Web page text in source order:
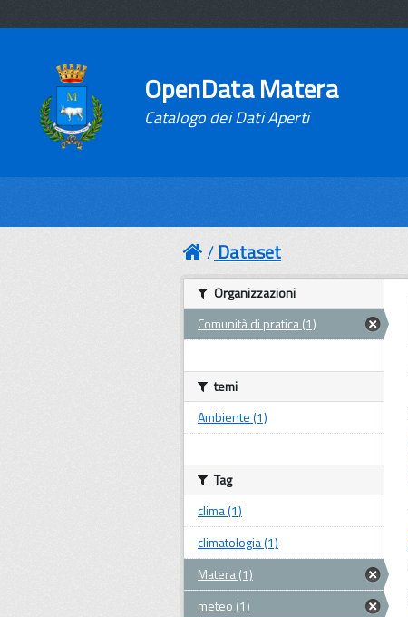
OpenData Matera
Catalogo dei Dati Aperti
Dataset
Organizzazioni
Comunità di pratica (1)
temi
Ambiente (1)
Tag
clima (1)
climatologia (1)
Matera (1)
meteo (1)